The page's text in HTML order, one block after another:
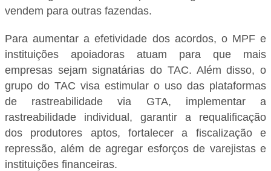
vendem para outras fazendas.
Para aumentar a efetividade dos acordos, o MPF e
instituições apoiadoras atuam para que mais
empresas sejam signatárias do TAC. Além disso, o
grupo do TAC visa estimular o uso das plataformas
de rastreabilidade via GTA, implementar a
rastreabilidade individual, garantir a requalificação
dos produtores aptos, fortalecer a fiscalização e
repressão, além de agregar esforços de varejistas e
instituições financeiras.